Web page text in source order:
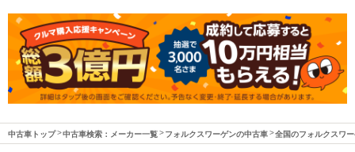
中古車トップ 中古車検索：メーカー一覧 フォルクスワーゲンの中古車 全国のフォルクスワ